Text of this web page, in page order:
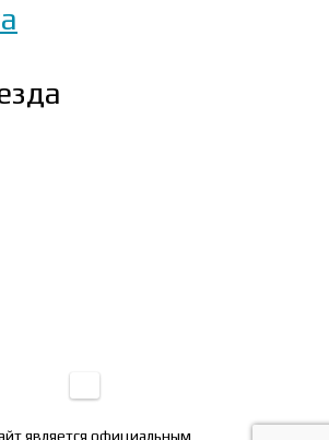
является официальным